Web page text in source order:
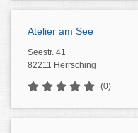
Atelier am See
Seestr. 41
82211 Herrsching
(0)